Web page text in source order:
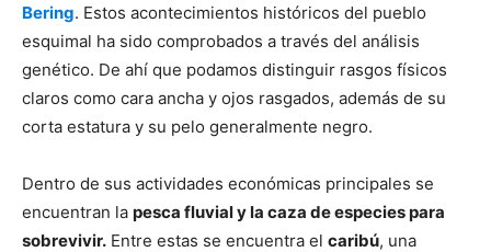
Bering. Estos acontecimientos históricos del pueblo
esquimal ha sido comprobados a través del análisis
genético. De ahí que podamos distinguir rasgos físicos
claros como cara ancha y ojos rasgados, además de su
corta estatura y su pelo generalmente negro.
Dentro de sus actividades económicas principales se
encuentran la pesca fluvial y la caza de especies para
sobrevivir. Entre estas se encuentra el caribú, una